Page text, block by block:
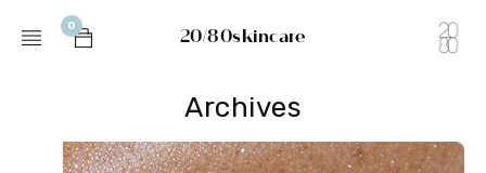
0 20/80skincare
Archives